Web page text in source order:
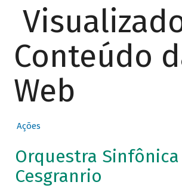
Conteúdo
Web
Ações
Orquestra Sinfônica
Cesgranrio